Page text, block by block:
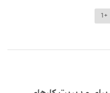
+1